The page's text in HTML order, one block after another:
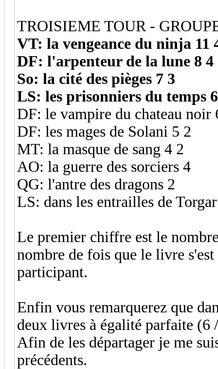
TROISIEME TOUR -
VT: la vengeance du ninja 11
DF: l'arpenteur de la lune 8 4
So: la cité des pièges 7 3
LS: les prisonniers du temps
DF: le vampire du chateau noir
DF: les mages de Solani 5 2
MT: la masque de sang 4 2
AO: la guerre des sorciers 4
QG: l'antre des dragons 2
LS: dans les entrailles de
Le premier chiffre est le
nombre de fois que le livre
participant.
Enfin vous remarquerez que
deux livres à égalité parfaite (6
Afin de les départager je me
précédents.